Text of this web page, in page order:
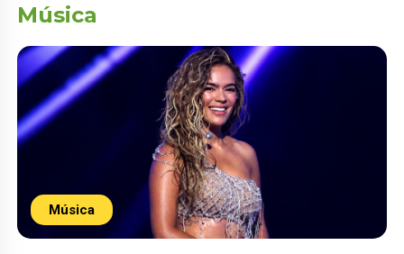
Música
Música